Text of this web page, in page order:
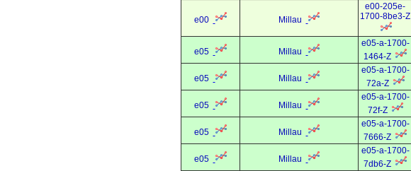
e00 Millau
e00-205e-
1700-8be3-Z
e05 Millau
e05-a-1700-
1464-Z
e05 Millau
e05-a-1700-
72a-Z
e05 Millau
e05-a-1700-
72f-Z
e05 Millau
e05-a-1700-
7666-Z
e05 Millau
e05-a-1700-
7db6-Z